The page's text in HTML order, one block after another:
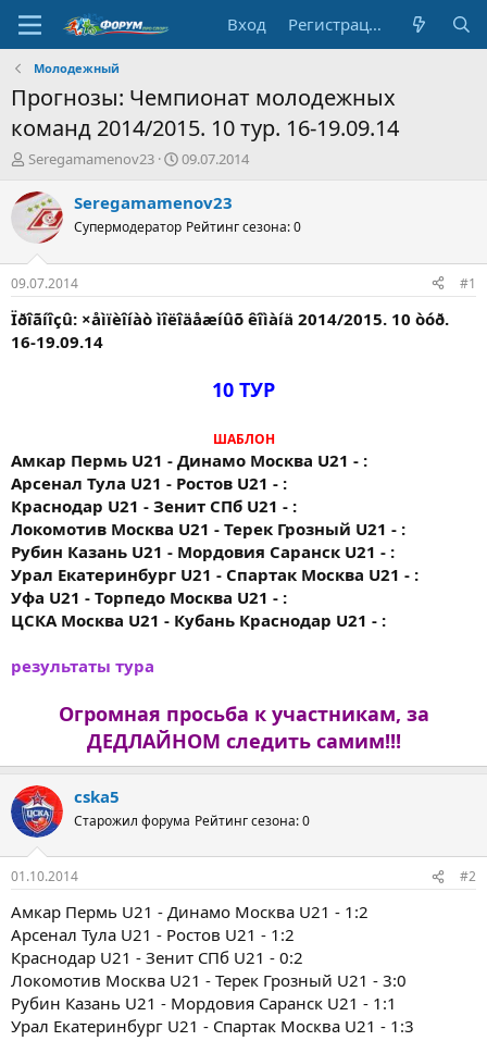
Вход Регистрация
Молодежный
Прогнозы: Чемпионат молодежных
команд 2014/2015. 10 тур. 16-19.09.14
А
т
о
р
т
е
м
ы
Seregamamenov23
Д
т
н
а
л
09.07.2014
Seregamamenov23
Супермодератор Рейтинг сезона: 0
09.07.2014 #1
Ïðîãíîçû: ×åìïèîíàò ìîëîäåæíûõ êîìàíä 2014/2015. 10 òóð.
16-19.09.14
10 ТУР
ШАБЛОН
Амкар Пермь U21 - Динамо Москва U21 - :
Арсенал Тула U21 - Ростов U21 - :
Краснодар U21 - Зенит СПб U21 - :
Локомотив Москва U21 - Терек Грозный U21 - :
Рубин Казань U21 - Мордовия Саранск U21 - :
Урал Екатеринбург U21 - Спартак Москва U21 - :
Уфа U21 - Торпедо Москва U21 - :
ЦСКА Москва U21 - Кубань Краснодар U21 - :
результаты тура
Огромная просьба к участникам, за
ДЕДЛАЙНОМ следить самим!!!
cska5
Старожил форума Рейтинг сезона: 0
01.10.2014 #2
Амкар Пермь U21 - Динамо Москва U21 - 1:2
Арсенал Тула U21 - Ростов U21 - 1:2
Краснодар U21 - Зенит СПб U21 - 0:2
Локомотив Москва U21 - Терек Грозный U21 - 3:0
Рубин Казань U21 - Мордовия Саранск U21 - 1:1
Урал Екатеринбург U21 - Спартак Москва U21 - 1:3